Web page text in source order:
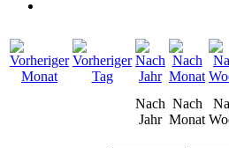
Nach
Jahr
Nach
Monat